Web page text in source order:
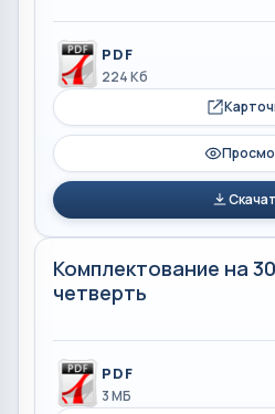
PDF
224 Кб
Комплектование на
четверть
PDF
3 МБ